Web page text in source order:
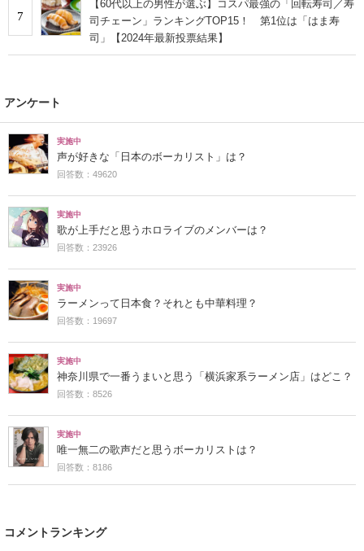
7
【60代以上の男性が選ぶ】コスパ最強の「回転寿司／寿
司チェーン」ランキングTOP15！ 第1位は「はま寿
司」【2024年最新投票結果】
アンケート
実施中
声が好きな「日本のボーカリスト」は？
回答数：49620
実施中
歌が上手だと思うホロライブのメンバーは？
回答数：23926
実施中
ラーメンって日本食？それとも中華料理？
回答数：19697
実施中
神奈川県で一番うまいと思う「横浜家系ラーメン店」はどこ？
回答数：8526
実施中
唯一無二の歌声だと思うボーカリストは？
回答数：8186
コメントランキング